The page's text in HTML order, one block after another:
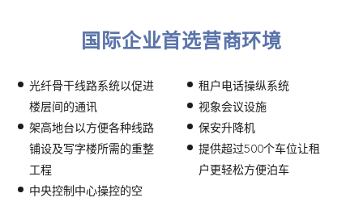
国际企业首选营商环境
光纤骨干线路系统以促进
楼层间的通讯
架高地台以方便各种线路
铺设及写字楼所需的重整
工程
中央控制中心操控的空
租户电话操纵系统
视象会议设施
保安升降机
提供超过500个车位让租
户更轻松方便泊车